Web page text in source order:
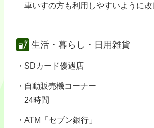
車いすの方も利用しやすいように改
生活・暮らし・日用雑貨
SDカード優遇店
自動販売機コーナー
24時間
ATM「セブン銀行」